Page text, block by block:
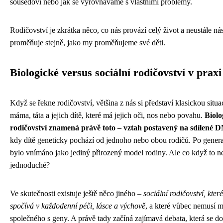
Rodičovství je zkrátka něco, co nás provází celý život a neustále
proměňuje stejně, jako my proměňujeme své děti.
Biologické versus sociální rodičovství v praxi
Když se řekne rodičovství, většina z nás si představí klasickou
máma, táta a jejich dítě, které má jejich oči, nos nebo povahu.
rodičovství znamená právě toto – vztah postavený na sdílené
kdy dítě geneticky pochází od jednoho nebo obou rodičů. Po
bylo vnímáno jako jediný přirozený model rodiny. Ale co když to
jednoduché?
Ve skutečnosti existuje ještě něco jiného – sociální rodičovství, které
spočívá v každodenní péči, lásce a výchově, a které vůbec nemusí
společného s geny. A právě tady začíná zajímavá debata, která se